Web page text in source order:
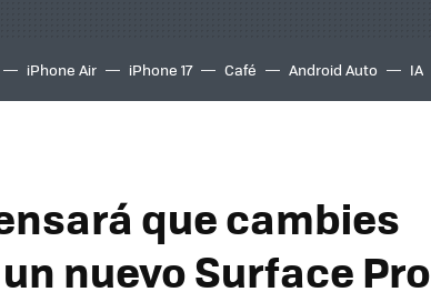
iPhone Air iPhone 17 Café Android Auto IA
que cambies
nuevo Surface Pro